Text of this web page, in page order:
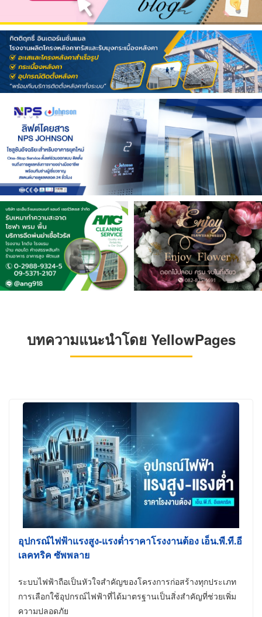
บทความแนะนำโดย YellowPages
อุปกรณ์ไฟฟ้าแรงสูง-แรงต่ำราคาโรงงานต้อง เอ็น.พี.ที.อี
เลคทริค ซัพพลาย
ระบบไฟฟ้าถือเป็นหัวใจสำคัญของโครงการก่อสร้างทุกประเภท
การเลือกใช้อุปกรณ์ไฟฟ้าที่ได้มาตรฐานเป็นสิ่งสำคัญที่ช่วยเพิ่ม
ความปลอดภัย